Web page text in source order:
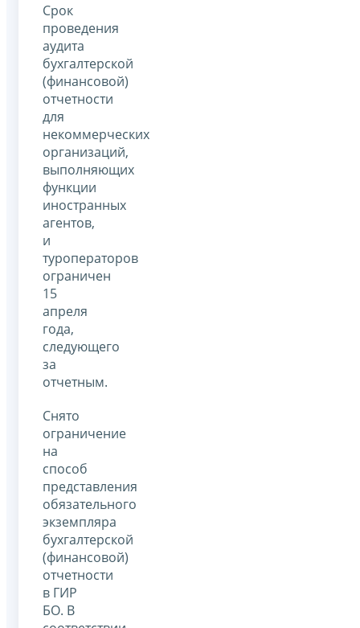
Срок
проведения
аудита
бухгалтерской
(финансовой)
отчетности
для
некоммерческих
организаций,
выполняющих
функции
иностранных
агентов,
и
туроператоров
ограничен
15
апреля
года,
следующего
за
отчетным.
Снято
ограничение
на
способ
представления
обязательного
экземпляра
бухгалтерской
(финансовой)
отчетности
в ГИР
БО. В